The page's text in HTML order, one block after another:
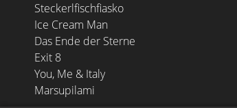
Steckerlfischfiasko
Ice Cream Man
Das Ende der Sterne
Exit 8
You, Me & Italy
Marsupilami